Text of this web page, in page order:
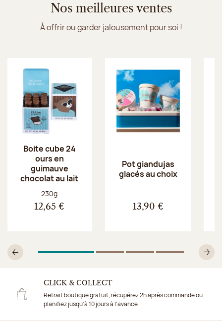
Nos meilleures ventes
À offrir ou garder jalousement pour soi !
Boite cube 24
ours en
guimauve
chocolat au lait
Poids net :
230g
12,65 €
Pot giandujas
glacés au choix
13,90 €
Précédent
1Sur 4 2Sur 4
3Sur 4
4Sur 4
CLICK & COLLECT
Retrait boutique gratuit, récupérez 2h après commande ou
planifiez jusqu'à 10 jours à l'avance